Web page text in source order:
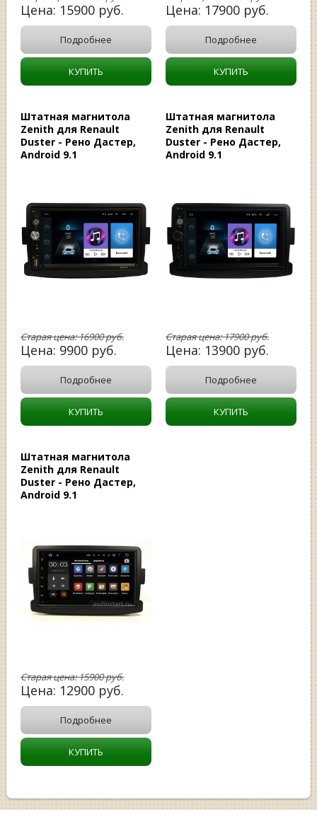
Цена: 15900 руб.
Подробнее
КУПИТЬ
Цена: 17900 руб.
Подробнее
КУПИТЬ
Штатная магнитола
Zenith для Renault
Duster - Рено Дастер,
Android 9.1
Старая цена:16900руб.
Цена: 9900 руб.
Подробнее
КУПИТЬ
Штатная магнитола
Zenith для Renault
Duster - Рено Дастер,
Android 9.1
Старая цена:17900руб.
Цена: 13900 руб.
Подробнее
КУПИТЬ
Штатная магнитола
Zenith для Renault
Duster - Рено Дастер,
Android 9.1
Старая цена:15900руб.
Цена: 12900 руб.
Подробнее
КУПИТЬ